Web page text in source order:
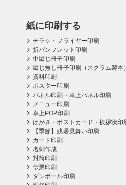
紙に印刷する
チラシ・フライヤー印刷
折パンフレット印刷
中綴じ冊子印刷
綴じ無し冊子印刷（スクラム製本）
資料印刷
ポスター印刷
パネル印刷・卓上パネル印刷
メニュー印刷
卓上POP印刷
はがき・ポストカード・挨拶状印
【季節】残暑見舞い印刷
カード印刷
名刺作成
封筒印刷
伝票印刷
ダンボール印刷